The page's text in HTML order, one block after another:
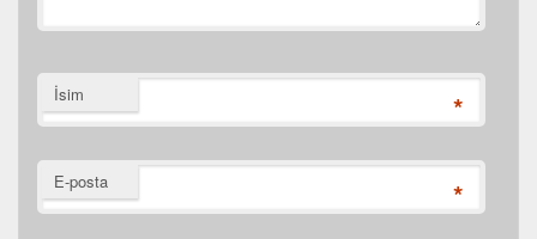
İsim *
E-posta *